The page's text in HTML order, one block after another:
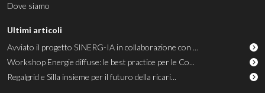
Dove siamo
Ultimi articoli
Avviato il progetto SINERG-IA in collaborazione con ...
Workshop Energie diffuse: le best practice per le Co...
Regalgrid e Silla insieme per il futuro della ricari...